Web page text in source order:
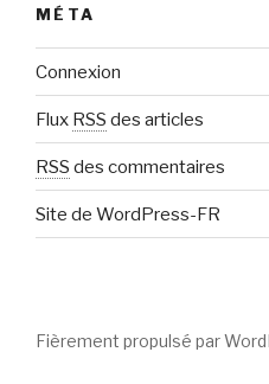
MÉTA
Connexion
Flux RSS des articles
RSS des commentaires
Site de WordPress-FR
Fièrement propulsé par